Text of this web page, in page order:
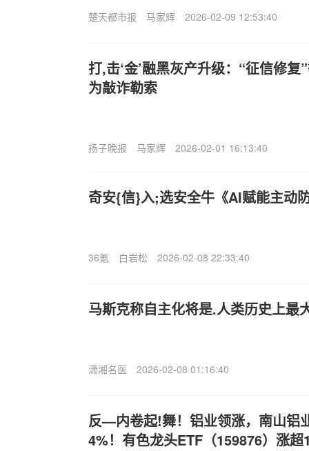
楚天都市报 马家辉 2026-02-09 12:53:40
打,击‘金’融黑灰产升级：“征信修
为敲诈勒索
扬子晚报 马家辉 2026-02-01 16:13:40
奇安{信}入;选安全牛《AI赋能主动
36氪 白岩松 2026-02-08 22:33:40
马斯克称自主化将是.人类历史上最
潇湘名医 2026-02-08 01:16:40
反—内卷起!舞！铝业领涨，南山铝
4%！有色龙头ETF（159876）涨